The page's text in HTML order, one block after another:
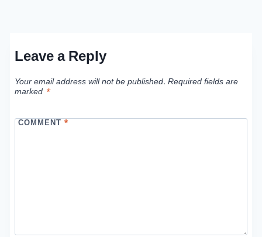
Leave a Reply
Your email address will not be published. Required fields are
marked *
COMMENT *